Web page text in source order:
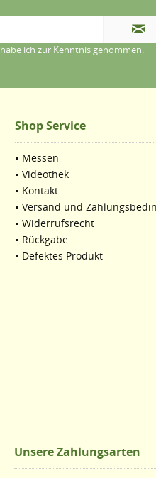
habe ich zur Kenntnis genommen.
Shop Service
Messen
Videothek
Kontakt
Versand und
Widerrufsrecht
Rückgabe
Defektes Produkt
Unsere Zahlungsarten